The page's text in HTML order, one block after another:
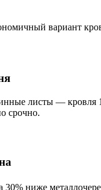
вариант
листы — кровля
срочно.
30% ниже